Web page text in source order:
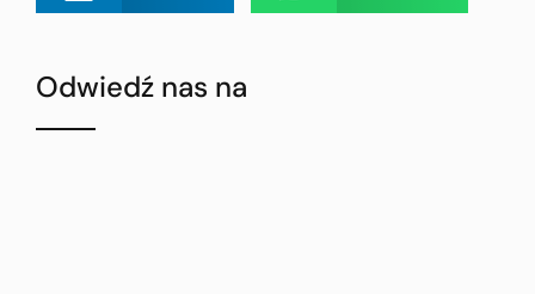
Odwiedź nas na